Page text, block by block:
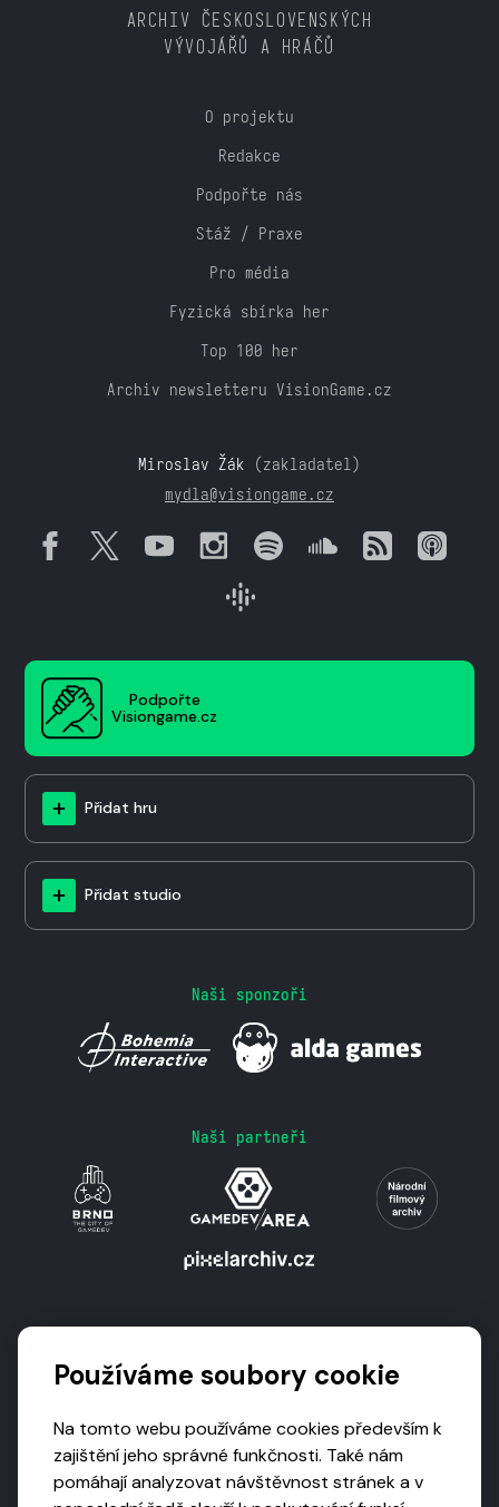
ARCHIV ČESKOSLOVENSKÝCH
VÝVOJÁŘŮ A HRÁČŮ
O projektu
Redakce
Podpořte nás
Stáž / Praxe
Pro média
Fyzická sbírka her
Top 100 her
Archiv newsletteru VisionGame.cz
Miroslav Žák (zakladatel)
mydla@visiongame.cz
Podpořte
Visiongame.cz
Přidat hru
Přidat studio
Naši sponzoři
Naši partneři
Používáme soubory cookie
Na tomto webu používáme cookies především k
zajištění jeho správné funkčnosti. Také nám
pomáhají analyzovat návštěvnost stránek a v